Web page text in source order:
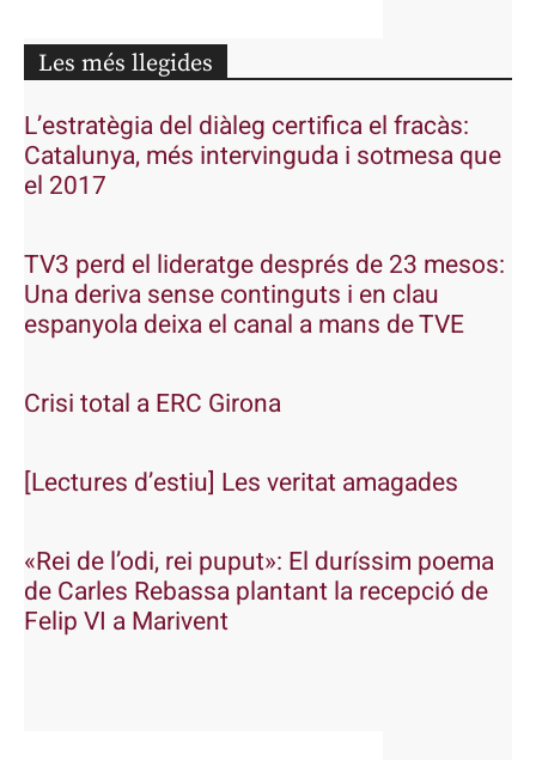
Les més llegides
L’estratègia del diàleg certifica el fracàs:
Catalunya, més intervinguda i sotmesa que
el 2017
TV3 perd el lideratge després de 23 mesos:
Una deriva sense continguts i en clau
espanyola deixa el canal a mans de TVE
Crisi total a ERC Girona
[Lectures d’estiu] Les veritat amagades
«Rei de l’odi, rei puput»: El duríssim poema
de Carles Rebassa plantant la recepció de
Felip VI a Marivent